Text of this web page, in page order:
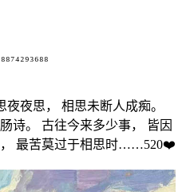
夜思， 相思未断人成痴。
诗。 古往今来多少事， 皆因
， 最苦莫过于相思时……520❤️